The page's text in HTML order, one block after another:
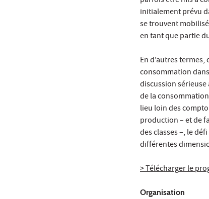
initialement prévu
se trouvent
en tant que partie
En d’autres
consommation
discussion
de la
lieu loin des
production – et de
des classes –, le
différentes
> Télécharger le
Organisation